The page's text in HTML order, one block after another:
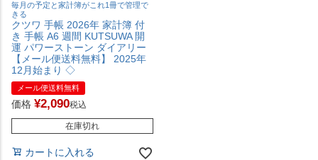
毎月の予定と家計簿がこれ1冊で管理で
きる
クツワ 手帳 2026年 家計簿 付
き 手帳 A6 週間 KUTSUWA 開
運 パワーストーン ダイアリー
【メール便送料無料】 2025年
12月始まり ◇
メール便送料無料
価格 ¥2,090税込
在庫切れ
カートに入れる